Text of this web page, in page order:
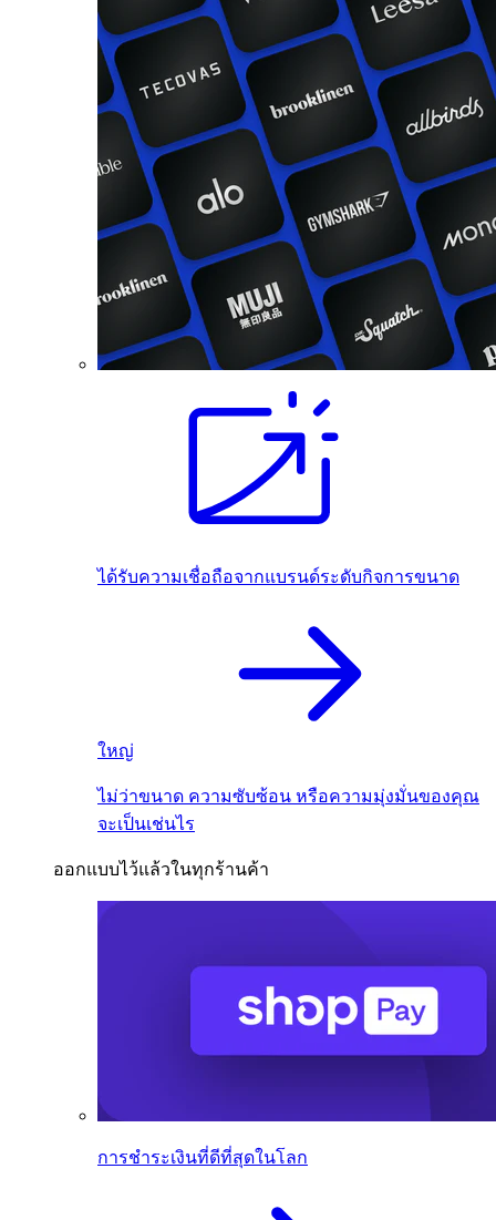
ได้รับความเชื่อถือจากแบรนด์ระดับกิจการขนาด
ใหญ่
ไม่ว่าขนาด ความซับซ้อน หรือความมุ่งมั่นของคุณ
จะเป็นเช่นไร
ออกแบบไว้แล้วในทุกร้านค้า
การชำระเงินที่ดีที่สุดในโลก